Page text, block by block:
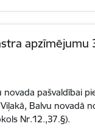
apzīmējumu
pašvaldībai
Balvu novadā
Nr.12.,37.§).